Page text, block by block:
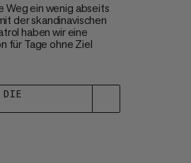
Weg ein wenig abseits
der skandinavischen
haben wir eine
für Tage ohne Ziel
DIE